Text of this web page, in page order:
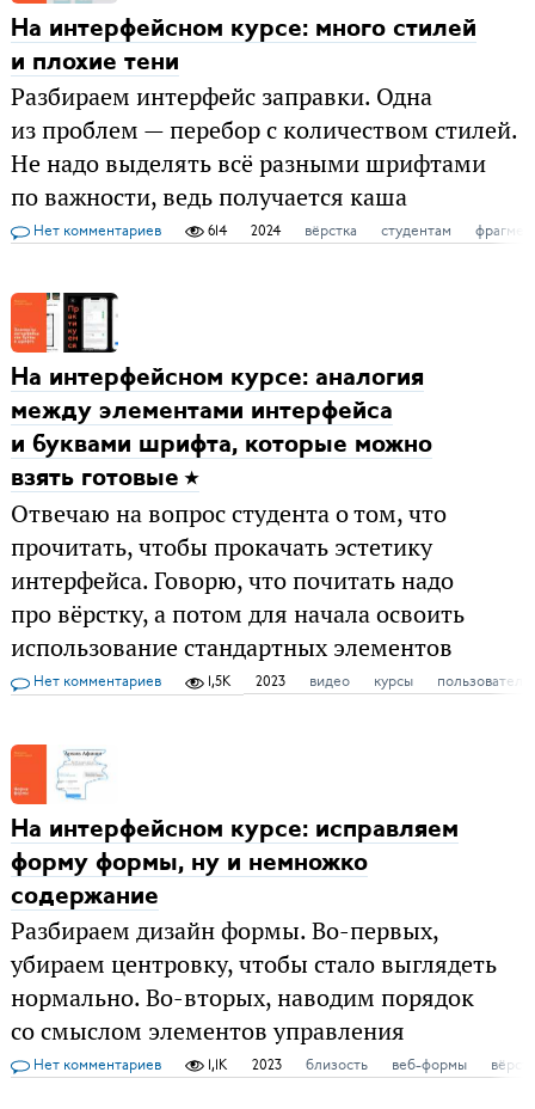
На интерфейсном курсе: много стилей
и плохие тени
Разбираем интерфейс заправки. Одна
из проблем — перебор с количеством стилей.
Не надо выделять всё разными шрифтами
по важности, ведь получается каша
Нет комментариев 614 2024 вёрстка студентам
На интерфейсном курсе: аналогия
между элементами интерфейса
и буквами шрифта, которые можно
взять готовые
Отвечаю на вопрос студента о том, что
прочитать, чтобы прокачать эстетику
интерфейса. Говорю, что почитать надо
про вёрстку, а потом для начала освоить
использование стандартных элементов
Нет комментариев 1,5K 2023 видео курсы
На интерфейсном курсе: исправляем
форму формы, ну и немножко
содержание
Разбираем дизайн формы. Во-первых,
убираем центровку, чтобы стало выглядеть
нормально. Во-вторых, наводим порядок
со смыслом элементов управления
Нет комментариев 1,1K 2023 близость веб-формы